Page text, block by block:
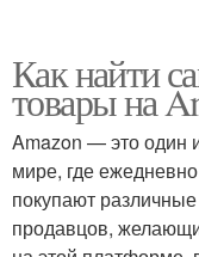
Как найти
товары на
Amazon — это один
мире, где
покупают
продавцов,